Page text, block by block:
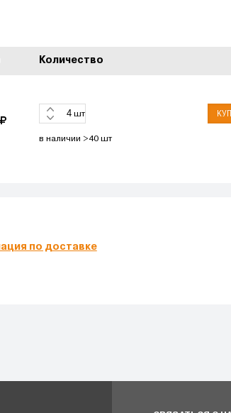
Количество
шт
в наличии >40 шт
по доставке